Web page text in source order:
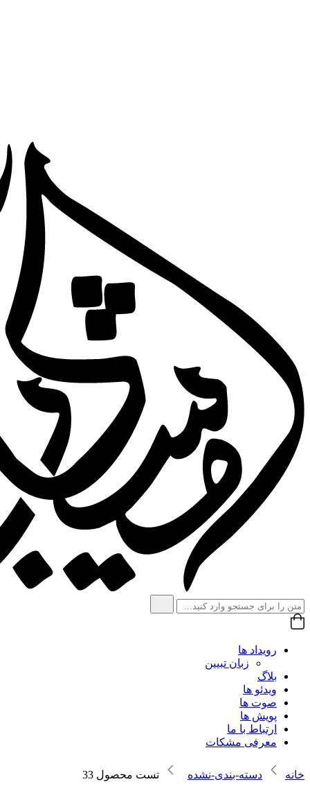
رویداد ها
زبان تبیین
بلاگ
ویدئو ها
صوت ها
پویش ها
ارتباط با ما
معرفی مشکات
خانه دسته-بندی-نشده تست محصول 33